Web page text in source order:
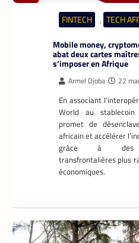
DATACENTER
Data center : 70 %
pour un retour sur
triennal
Un leader mondial
numériques annonce
% de la
refroidissement dans
Madrid.